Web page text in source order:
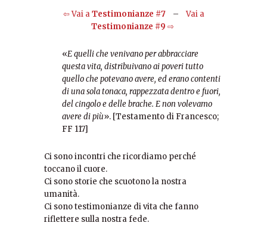
⇦ Vai aTestimonianze #7 –
Vai a
Testimonianze #9 ⇨
«E quelli che venivano per abbracciare
questa vita, distribuivano ai poveri tutto
quello che potevano avere, ed erano contenti
di una sola tonaca, rappezzata dentro e fuori,
del cingolo e delle brache. E non volevamo
avere di più». [Testamento di Francesco;
FF 117]
Ci sono incontri che ricordiamo perché
toccano il cuore.
Ci sono storie che scuotono la nostra
umanità.
Ci sono testimonianze di vita che fanno
riflettere sulla nostra fede.